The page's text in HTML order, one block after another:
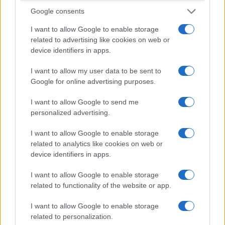
Google consents
I want to allow Google to enable storage
related to advertising like cookies on web or
device identifiers in apps.
I want to allow my user data to be sent to
Google for online advertising purposes.
I want to allow Google to send me
personalized advertising.
I want to allow Google to enable storage
related to analytics like cookies on web or
device identifiers in apps.
I want to allow Google to enable storage
related to functionality of the website or app.
I want to allow Google to enable storage
related to personalization.
modernizacji może przekazywać moc
wyłącznie na
koła przednie. Napędu na cztery koła nie ma nawet
w opcji, co dziwi zwłaszcza, gdy weźmie się pod
uwagę fakt, że Skoda umożliwia dopłacenie za
. Nie do każdego silnika – to
I tu dochodzimy do przykrej kwestii. Syndrom „ośki” dał
mi w kość w trakcie testu. Jazda tym samochodem
po mokrej nawierzchni to nieustanne oglądanie
dyskoteki rozkręcanej na zegarach przez szalejącą
lampkę kontroli trakcji. Nawet przy spokojnym
ciężko ruszyć
Leonem bez buksowania kół. Narowisty charakter
auto gubi trakcję także na trzecim biegu! W efekcie
wykorzystanie potencjału silnika, zawieszenia i